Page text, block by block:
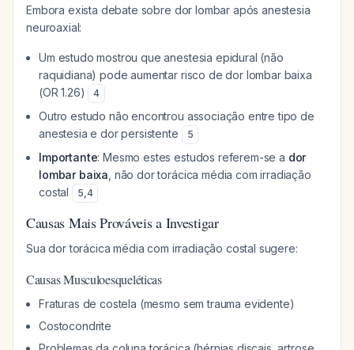
Embora exista debate sobre dor lombar após anestesia
neuroaxial:
Um estudo mostrou que anestesia epidural (não
raquidiana) pode aumentar risco de dor lombar baixa
(OR 1.26)
4
Outro estudo não encontrou associação entre tipo de
anestesia e dor persistente
5
Importante: Mesmo estes estudos referem-se a dor
lombar baixa , não dor torácica média com irradiação
costal
5,4
Causas Mais Prováveis a Investigar
Sua dor torácica média com irradiação costal sugere:
Causas Musculoesqueléticas
Fraturas de costela (mesmo sem trauma evidente)
Costocondrite